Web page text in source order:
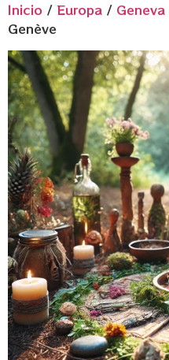
Inicio / Europa / Geneva
Genève